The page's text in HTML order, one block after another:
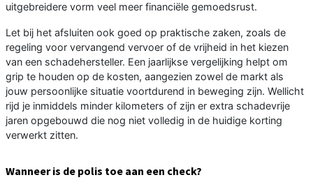
uitgebreidere vorm veel meer financiële gemoedsrust.
Let bij het afsluiten ook goed op praktische zaken, zoals de
regeling voor vervangend vervoer of de vrijheid in het kiezen
van een schadehersteller. Een jaarlijkse vergelijking helpt om
grip te houden op de kosten, aangezien zowel de markt als
jouw persoonlijke situatie voortdurend in beweging zijn. Wellicht
rijd je inmiddels minder kilometers of zijn er extra schadevrije
jaren opgebouwd die nog niet volledig in de huidige korting
verwerkt zitten.
Wanneer is de polis toe aan een check?